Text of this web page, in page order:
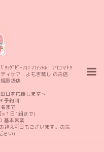
ﾘﾗｸﾞｾﾞｰｼｮﾝ ﾌｪｲｼｬﾙ・アロマﾄﾘ
ィケア・よもぎ蒸し のお店
取扱店
日を応援します〜
予約制
まで
１日1組まで)
基本営業
迎え可日もございます。お気
さい)